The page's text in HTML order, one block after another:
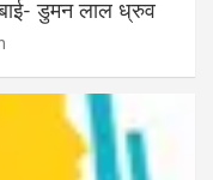
बाई- डुमन लाल ध्रुव